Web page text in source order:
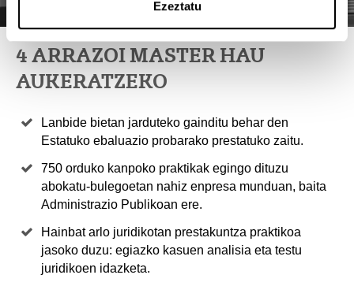
Ezeztatu
4 ARRAZOI MASTER HAU
AUKERATZEKO
Lanbide bietan jarduteko gainditu behar den
Estatuko ebaluazio probarako prestatuko zaitu.
750 orduko kanpoko praktikak egingo dituzu
abokatu-bulegoetan nahiz enpresa munduan, baita
Administrazio Publikoan ere.
Hainbat arlo juridikotan prestakuntza praktikoa
jasoko duzu: egiazko kasuen analisia eta testu
juridikoen idazketa.